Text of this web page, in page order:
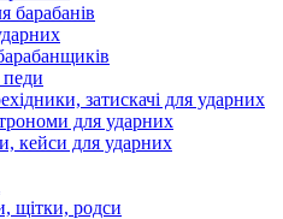
барабанів
педи
затискачі для ударних
для ударних
кейси для ударних
щітки, родси